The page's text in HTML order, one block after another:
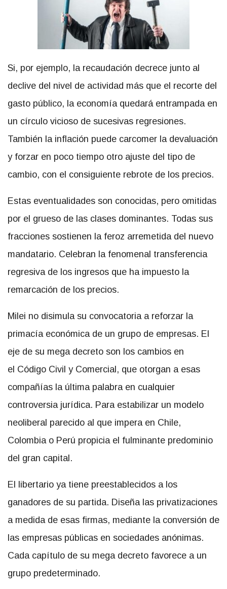
Si, por ejemplo, la recaudación decrece junto al
declive del nivel de actividad más que el recorte del
gasto público, la economía quedará entrampada en
un círculo vicioso de sucesivas regresiones.
También la inflación puede carcomer la devaluación
y forzar en poco tiempo otro ajuste del tipo de
cambio, con el consiguiente rebrote de los precios.
Estas eventualidades son conocidas, pero omitidas
por el grueso de las clases dominantes. Todas sus
fracciones sostienen la feroz arremetida del nuevo
mandatario. Celebran la fenomenal transferencia
regresiva de los ingresos que ha impuesto la
remarcación de los precios.
Milei no disimula su convocatoria a reforzar la
primacía económica de un grupo de empresas. El
eje de su mega decreto son los cambios en
el Código Civil y Comercial, que otorgan a esas
compañías la última palabra en cualquier
controversia jurídica. Para estabilizar un modelo
neoliberal parecido al que impera en Chile,
Colombia o Perú propicia el fulminante predominio
del gran capital.
El libertario ya tiene preestablecidos a los
ganadores de su partida. Diseña las privatizaciones
a medida de esas firmas, mediante la conversión de
las empresas públicas en sociedades anónimas.
Cada capítulo de su mega decreto favorece a un
grupo predeterminado.